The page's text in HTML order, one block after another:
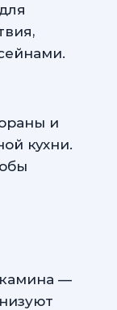
и
кухни.
—